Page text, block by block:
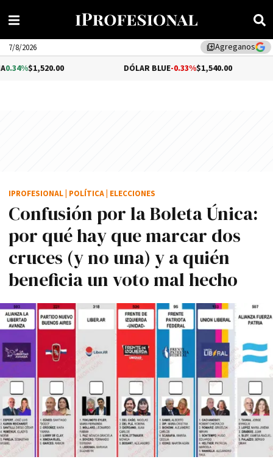
library_addAgreganos
7/8/2026
-0.33%$1,540.00
Confusión por la Boleta Única:
por qué hay que marcar dos
cruces (y no una) y a quién
beneficia un voto mal hecho
IPROFESIONAL POLÍTICA ELECCIONES